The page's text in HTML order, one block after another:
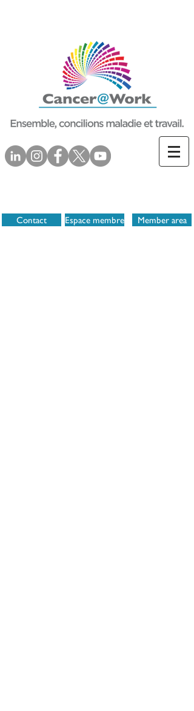
Contact Espace membre Member area